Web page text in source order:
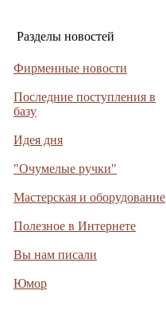
Разделы новостей
Фирменные новости
Последние поступления в
базу
Идея дня
"Очумелые ручки"
Мастерская и оборудование
Полезное в Интернете
Вы нам писали
Юмор